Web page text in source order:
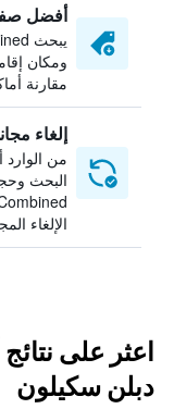
أفضل
ومكان
مقارنة
إلغاء
من
البحث
الإلغاء
اعثر على
دبلن سكيلون